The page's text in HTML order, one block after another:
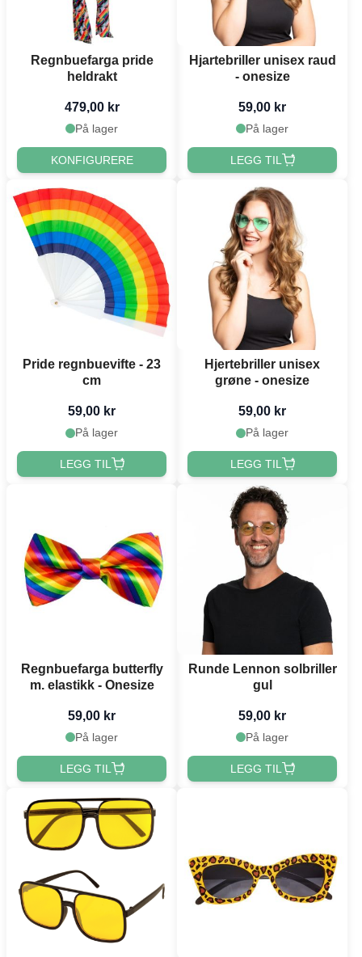
Regnbuefarga pride
heldrakt
479,00 kr
På lager
KONFIGURERE
Hjartebriller unisex raud
- onesize
59,00 kr
På lager
LEGG TIL
Pride regnbuevifte - 23
cm
59,00 kr
På lager
LEGG TIL
Hjertebriller unisex
grøne - onesize
59,00 kr
På lager
LEGG TIL
Regnbuefarga butterfly
m. elastikk - Onesize
59,00 kr
På lager
LEGG TIL
Runde Lennon solbriller
gul
59,00 kr
På lager
LEGG TIL